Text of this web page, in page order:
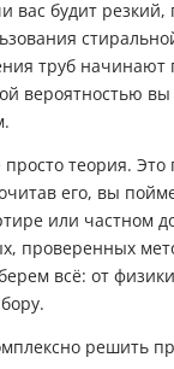
вас будит
труб начинают
вероятностью
теория. Это
его, вы
или частном
проверенных
всё: от
решить